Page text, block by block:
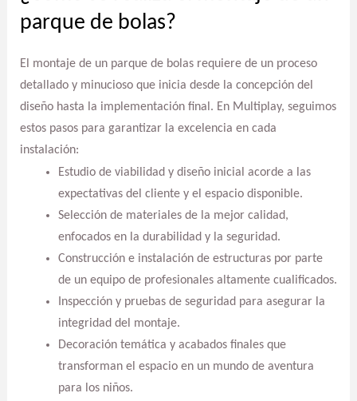
parque de bolas?
El montaje de un parque de bolas requiere de un proceso
detallado y minucioso que inicia desde la concepción del
diseño hasta la implementación final. En Multiplay, seguimos
estos pasos para garantizar la excelencia en cada
instalación:
Estudio de viabilidad y diseño inicial acorde a las
expectativas del cliente y el espacio disponible.
Selección de materiales de la mejor calidad,
enfocados en la durabilidad y la seguridad.
Construcción e instalación de estructuras por parte
de un equipo de profesionales altamente cualificados.
Inspección y pruebas de seguridad para asegurar la
integridad del montaje.
Decoración temática y acabados finales que
transforman el espacio en un mundo de aventura
para los niños.